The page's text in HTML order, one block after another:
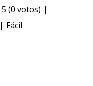
5 (0 votos) |
| Fácil